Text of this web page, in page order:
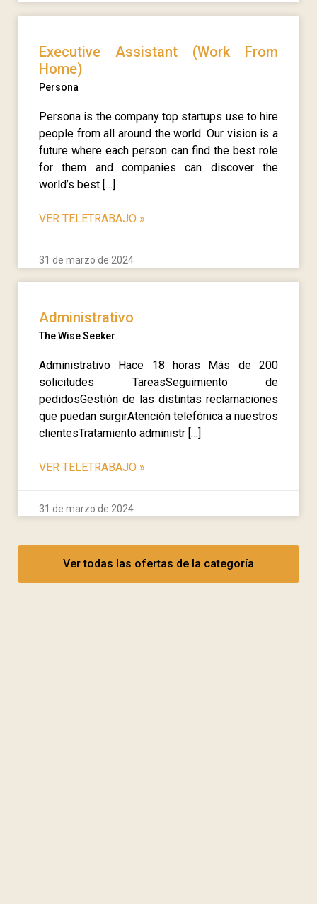
Executive Assistant (Work From
Home)
Persona
Persona is the company top startups use to hire
people from all around the world. Our vision is a
future where each person can find the best role
for them and companies can discover the
world’s best […]
VER TELETRABAJO »
31 de marzo de 2024
Administrativo
The Wise Seeker
Administrativo Hace 18 horas Más de 200
solicitudes TareasSeguimiento de
pedidosGestión de las distintas reclamaciones
que puedan surgirAtención telefónica a nuestros
clientesTratamiento administr […]
VER TELETRABAJO »
31 de marzo de 2024
Ver todas las ofertas de la categoría